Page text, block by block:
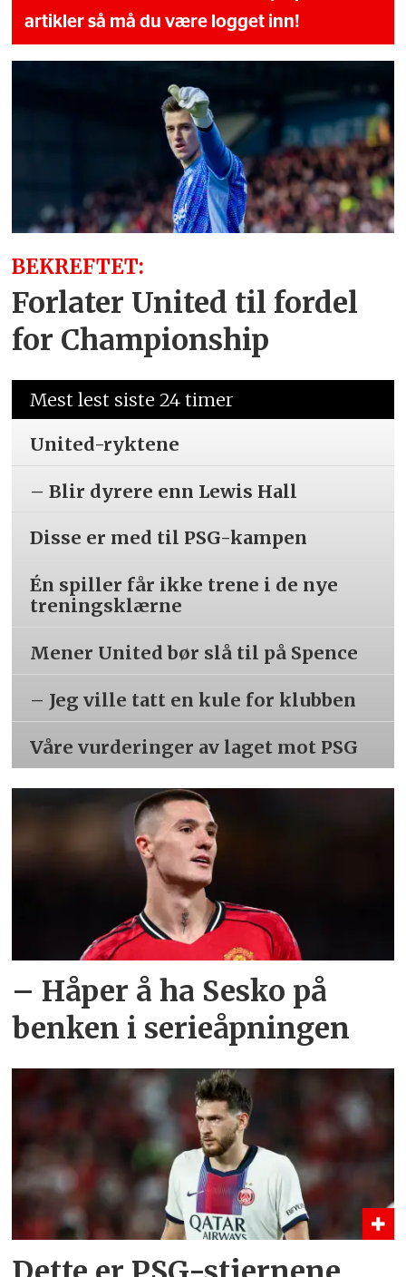
artikler så må du være logget inn!
BEKREFTET:
Forlater United til fordel
for Championship
Mest lest siste 24 timer
United-ryktene
– Blir dyrere enn Lewis Hall
Disse er med til PSG-kampen
Én spiller får ikke trene i de nye
treningsklærne
Mener United bør slå til på Spence
– Jeg ville tatt en kule for klubben
Våre vurderinger av laget mot PSG
– Håper å ha Sesko på
benken i serieåpningen